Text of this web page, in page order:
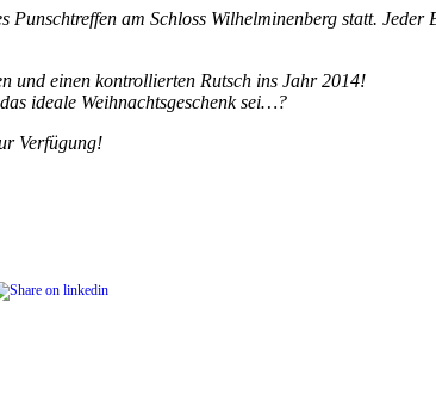
am Schloss Wilhelminenberg statt.
und einen kontrollierten Rutsch ins Jahr 2014!
ideale Weihnachtsgeschenk sei…?
Verfügung!